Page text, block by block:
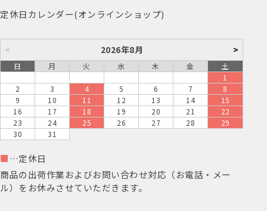
定休日カレンダー(オンラインショップ)
< 2026年8月 >
日 月 火 水 木 金
土
1
2
3 4 5 6 7
8
9
10 11 12 13 14
15
16
17 18 19 20 21
22
23
24 25 26 27 28
29
30
31
■ …定休日
商品の出荷作業およびお問い合わせ対応（お電話・メー
ル）をお休みさせていただきます。